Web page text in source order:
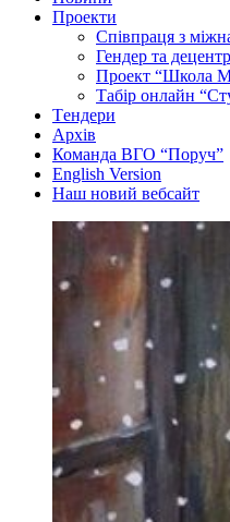
Проекти
Співпраця з
Гендер та
Проект “Школа
Табір онлайн
Tендери
Архів
Команда ВГО “Поруч”
English Version
Наш новий вебсайт